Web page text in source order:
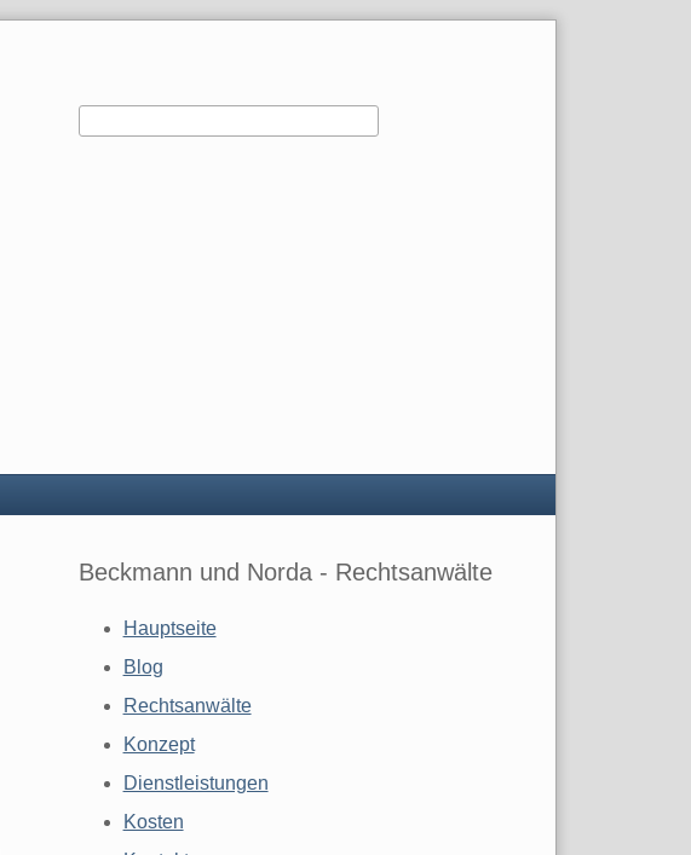
Beckmann und Norda - Rechtsanwälte
Hauptseite
Blog
Rechtsanwälte
Konzept
Dienstleistungen
Kosten